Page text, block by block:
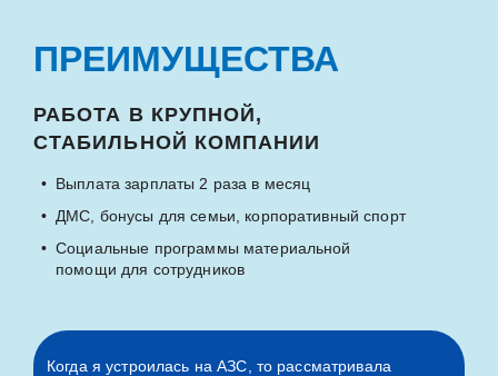
ПРЕИМУЩЕСТВА
РАБОТА В КРУПНОЙ,
СТАБИЛЬНОЙ КОМПАНИИ
Выплата зарплаты 2 раза в месяц
ДМС, бонусы для семьи, корпоративный спорт
Социальные программы материальной
помощи для сотрудников
Когда я устроилась на АЗС, то рассматривала